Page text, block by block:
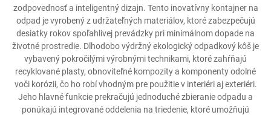
zodpovednosť a inteligentný dizajn. Tento inovatívny kontajner na
odpad je vyrobený z udržateľných materiálov, ktoré zabezpečujú
desiatky rokov spoľahlivej prevádzky pri minimálnom dopade na
životné prostredie. Dlhodobo výdržný ekologický odpadkový kôš je
vybavený pokročilými výrobnými technikami, ktoré zahŕňajú
recyklované plasty, obnoviteľné kompozity a komponenty odolné
voči korózii, čo ho robí vhodným pre použitie v interiéri aj exteriéri.
Jeho hlavné funkcie prekračujú jednoduché zbieranie odpadu a
ponúkajú integrované oddelenia na triedenie, ktoré umožňujú